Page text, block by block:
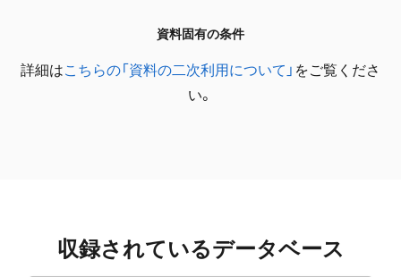
資料固有の条件
詳細はこちらの「資料の二次利用について」 をご覧くださ
い。
収録されているデータベース